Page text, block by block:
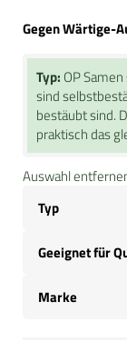
Gegen Wärtige-
Typ: OP
sind
bestäubt sind.
praktisch das
Auswahl
Typ
Geeignet für
Marke